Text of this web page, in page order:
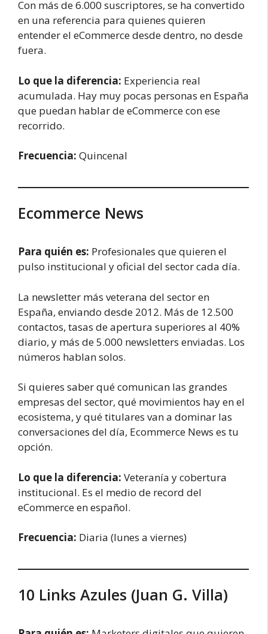
Con más de 6.000 suscriptores, se ha convertido
en una referencia para quienes quieren
entender el eCommerce desde dentro, no desde
fuera.
Lo que la diferencia: Experiencia real
acumulada. Hay muy pocas personas en España
que puedan hablar de eCommerce con ese
recorrido.
Frecuencia: Quincenal
Ecommerce News
Para quién es: Profesionales que quieren el
pulso institucional y oficial del sector cada día.
La newsletter más veterana del sector en
España, enviando desde 2012. Más de 12.500
contactos, tasas de apertura superiores al 40%
diario, y más de 5.000 newsletters enviadas. Los
números hablan solos.
Si quieres saber qué comunican las grandes
empresas del sector, qué movimientos hay en el
ecosistema, y qué titulares van a dominar las
conversaciones del día, Ecommerce News es tu
opción.
Lo que la diferencia: Veteranía y cobertura
institucional. Es el medio de record del
eCommerce en español.
Frecuencia: Diaria (lunes a viernes)
10 Links Azules (Juan G. Villa)